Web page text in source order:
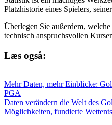
Platzhistorie eines Spielers,
Überlegen Sie außerdem,
technisch anspruchsvollen
Læs også:
Mehr Daten, mehr Einblicke:
PGA
Daten verändern die Welt des
Möglichkeiten, fundierte